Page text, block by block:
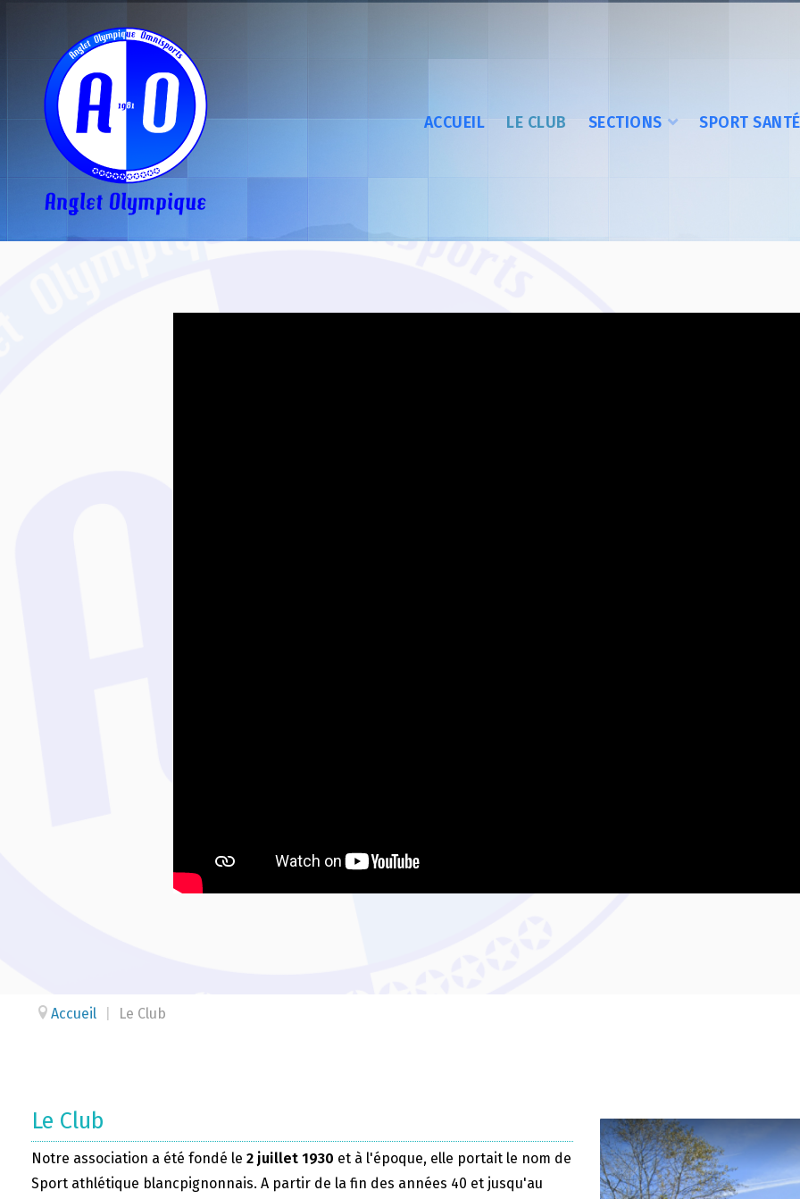
ACCUEIL LE CLUB SECTIONS SPORT SANTÉ
Accueil Le Club
Le Club
Notre association a été fondé le 2 juillet 1930 et à l'époque, elle portait le nom de
Sport athlétique blancpignonnais. A partir de la fin des années 40 et jusqu'au